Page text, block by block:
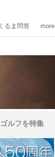
くるま問答 more
ルフを特集